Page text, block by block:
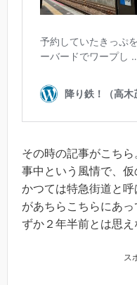
その時の記事がこち
事中という風情で、仮
かつては特急街道と
があちらこちらにあ
ずか２年半前とは思
ス